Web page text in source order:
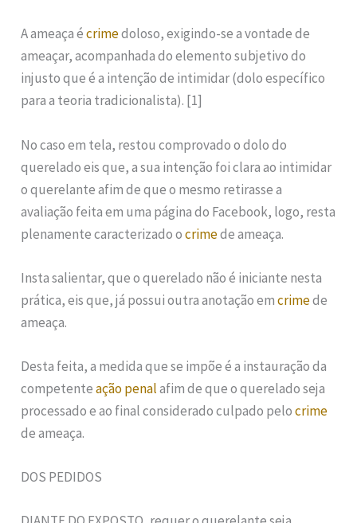
A ameaça écrimedoloso, exigindo-se a vontade de
ameaçar, acompanhada do elemento subjetivo do
injusto que é a intenção de intimidar (dolo específico
para a teoria tradicionalista). [1]
No caso em tela, restou comprovado o dolo do
querelado eis que, a sua intenção foi clara ao intimidar
o querelante afim de que o mesmo retirasse a
avaliação feita em uma página do Facebook, logo, resta
plenamente caracterizado ocrimede ameaça.
Insta salientar, que o querelado não é iniciante nesta
prática, eis que, já possui outra anotação emcrimede
ameaça.
Desta feita, a medida que se impõe é a instauração da
competenteação penalafim de que o querelado seja
processado e ao final considerado culpado pelocrime
de ameaça.
DOS PEDIDOS